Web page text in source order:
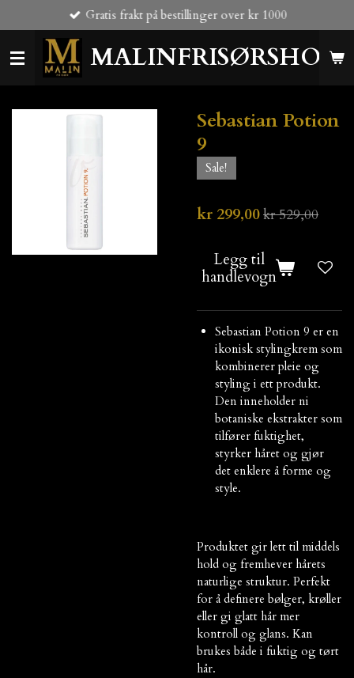
til
hovedinnhold
MALINFRISØRSHOP
Gratis frakt på bestillinger over kr 1000
Sebastian Potion
9
Sale!
kr 299,00kr 529,00
Legg til
handlevogn
Sebastian Potion 9 er en
ikonisk stylingkrem som
kombinerer pleie og
styling i ett produkt.
Den inneholder ni
botaniske ekstrakter som
tilfører fuktighet,
styrker håret og gjør
det enklere å forme og
style.
Produktet gir lett til middels
hold og fremhever hårets
naturlige struktur. Perfekt
for å definere bølger, krøller
eller gi glatt hår mer
kontroll og glans. Kan
brukes både i fuktig og tørt
hår.